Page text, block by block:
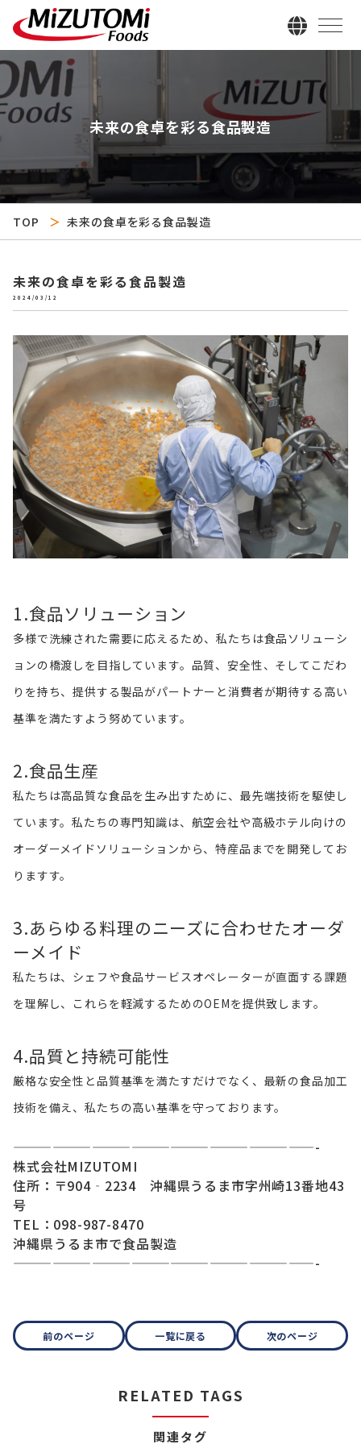
未来の食卓を彩る食品製造
TOP 未来の食卓を彩る食品製造
未来の食卓を彩る食品製造
2024/03/12
1.食品ソリューション
多様で洗練された需要に応えるため、私たちは食品ソリューシ
ョンの橋渡しを目指しています。品質、安全性、そしてこだわ
りを持ち、提供する製品がパートナーと消費者が期待する高い
基準を満たすよう努めています。
2.食品生産
私たちは高品質な食品を生み出すために、最先端技術を駆使し
ています。私たちの専門知識は、航空会社や高級ホテル向けの
オーダーメイドソリューションから、特産品までを開発してお
りますす。
3.あらゆる料理のニーズに合わせたオーダ
ーメイド
私たちは、シェフや食品サービスオペレーターが直面する課題
を理解し、これらを軽減するためのOEMを提供致します。
4.品質と持続可能性
厳格な安全性と品質基準を満たすだけでなく、最新の食品加工
技術を備え、私たちの高い基準を守っております。
———————————————————————-
株式会社MIZUTOMI
住所：〒904‐2234 沖縄県うるま市字州崎13番地43
号
TEL：098-987-8470
沖縄県うるま市で食品製造
———————————————————————-
前のページ 一覧に戻る 次のページ
RELATED TAGS
関連タグ